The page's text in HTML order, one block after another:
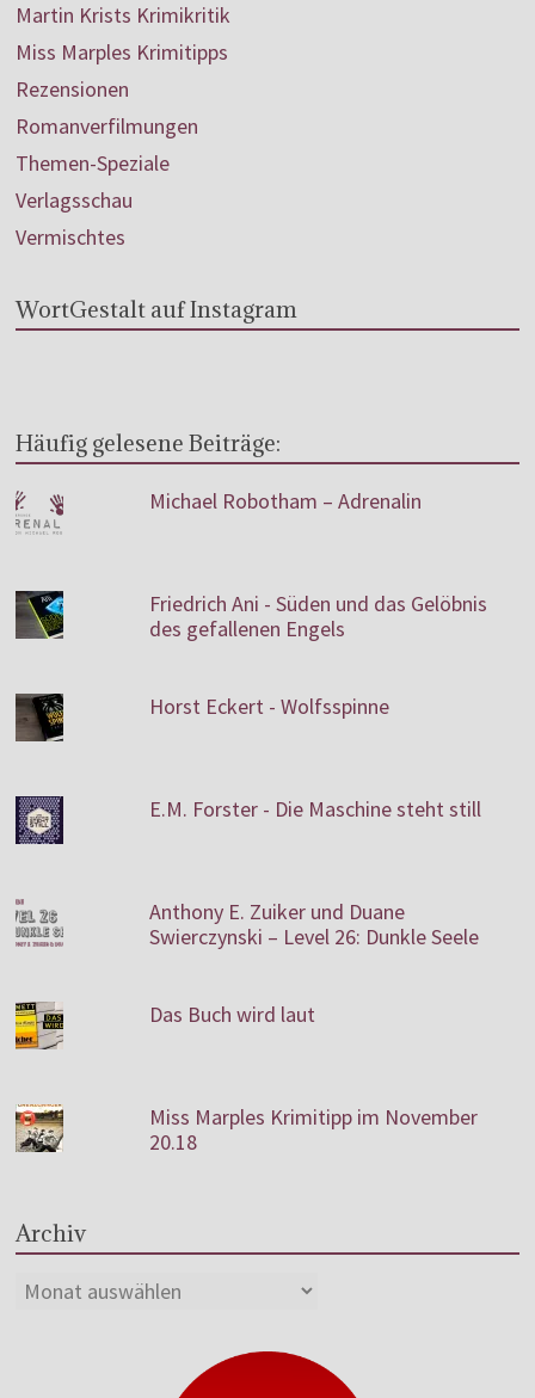
Martin Krists Krimikritik
Miss Marples Krimitipps
Rezensionen
Romanverfilmungen
Themen-Speziale
Verlagsschau
Vermischtes
WortGestalt auf Instagram
Häufig gelesene Beiträge:
Michael Robotham – Adrenalin
Friedrich Ani - Süden und das Gelöbnis
des gefallenen Engels
Horst Eckert - Wolfsspinne
E.M. Forster - Die Maschine steht still
Anthony E. Zuiker und Duane
Swierczynski – Level 26: Dunkle Seele
Das Buch wird laut
Miss Marples Krimitipp im November
20.18
Archiv